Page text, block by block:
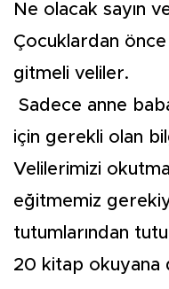
Ne olacak sayın
Çocuklardan
gitmeli veliler.
Sadece anne
için gerekli olan
Velilerimizi
eğitmemiz
tutumlarından
20 kitap okuyana